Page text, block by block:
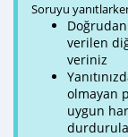
Soruyu
Doğrudan
verilen
veriniz
olmayan
uygun